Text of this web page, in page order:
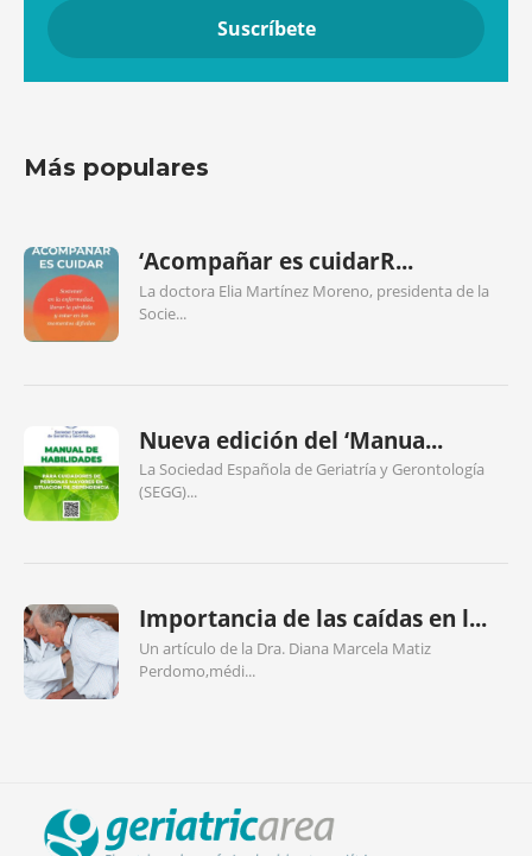
Más populares
‘Acompañar es cuidarR...
La doctora Elia Martínez Moreno, presidenta de la
Socie...
Nueva edición del ‘Manua...
La Sociedad Española de Geriatría y Gerontología
(SEGG)...
Importancia de las caídas en l...
Un artículo de la Dra. Diana Marcela Matiz
Perdomo,médi...